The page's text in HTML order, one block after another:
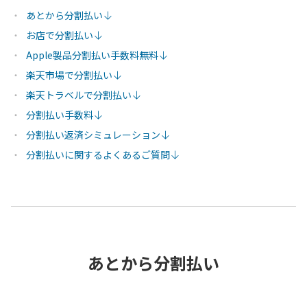
あとから分割払い
お店で分割払い
Apple製品分割払い手数料無料
楽天市場で分割払い
楽天トラベルで分割払い
分割払い手数料
分割払い返済シミュレーション
分割払いに関するよくあるご質問
あとから分割払い